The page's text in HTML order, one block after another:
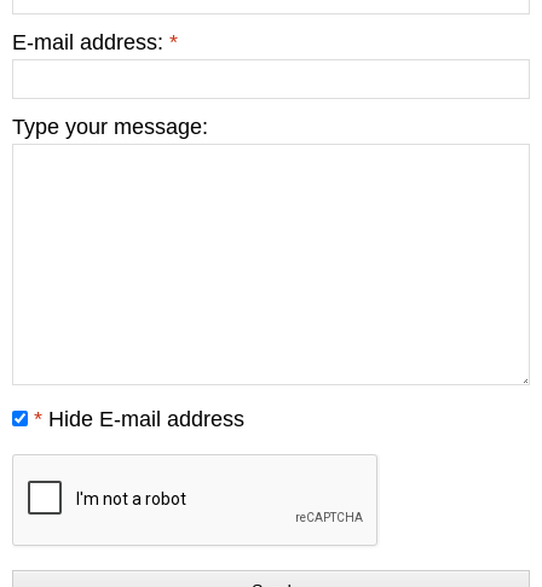
E-mail address: *
Type your message:
* Hide E-mail address